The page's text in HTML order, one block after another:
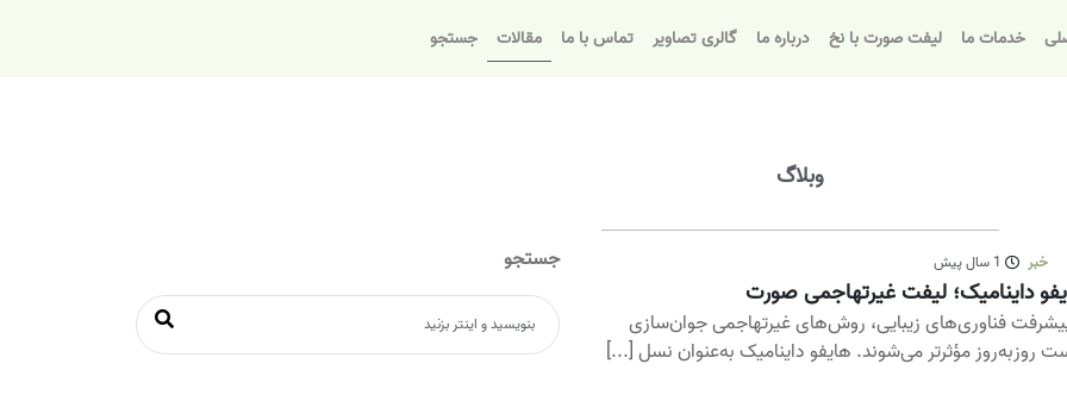
خدمات ما لیفت صورت با نخ درباره ما گالری تصاویر تماس با ما مقالات جستجو
وبلاگ
خبر 1 سال پیش
داینامیک؛ لیفت غیرتهاجمی صورت
فناوری‌های زیبایی، روش‌های غیرتهاجمی جوان‌سازی
روزبه‌روز مؤثرتر می‌شوند. هایفو داینامیک به‌عنوان نسل [...]
جستجو